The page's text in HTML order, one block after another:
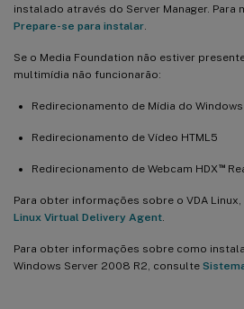
instalado através do Server Manager.
Prepare-se para instalar
Se o Media Foundation não estiver
multimídia não funcionarão:
Redirecionamento de Mídia do Windows
Redirecionamento de Vídeo HTML5
Redirecionamento de Webcam HDX ™
Para obter informações sobre o VDA
Linux Virtual Delivery Agent
Para obter informações sobre como
Windows Server 2008 R2, consulte